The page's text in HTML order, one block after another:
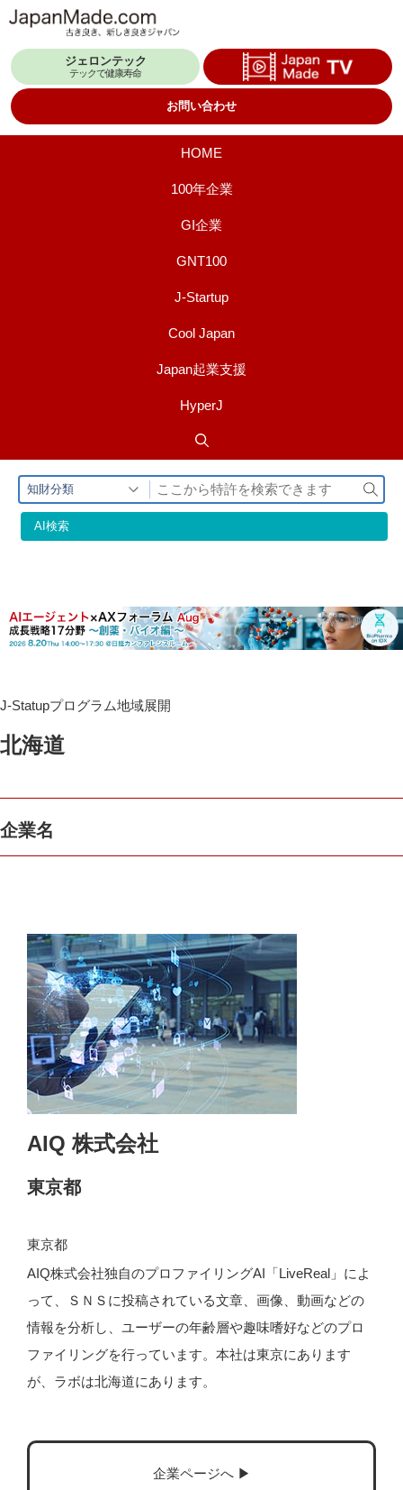
テ
ジェロンテック
テックで健康寿命
お問い合わせ
HOME
100年企業
GI企業
GNT100
J-Startup
Cool Japan
Japan起業支援
HyperJ
知財分類
検
索
AI検索
J-Statupプログラム地域展開
北海道
企業名
AIQ 株式会社
東京都
東京都
AIQ株式会社独自のプロファイリングAI「LiveReal」によ
って、ＳＮＳに投稿されている文章、画像、動画などの
情報を分析し、ユーザーの年齢層や趣味嗜好などのプロ
ファイリングを行っています。本社は東京にあります
が、ラボは北海道にあります。
企業ページへ ▶︎